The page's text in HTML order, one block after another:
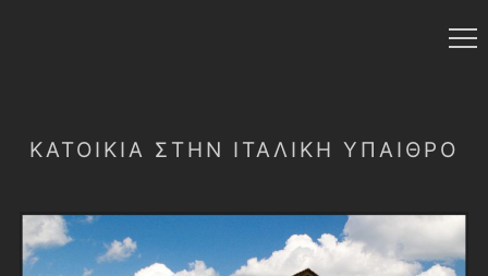
ΚΑΤΟΙΚΊΑ ΣΤΉΝ ΙΤΑΛΙΚΉ ΎΠΑΙΘΡΟ